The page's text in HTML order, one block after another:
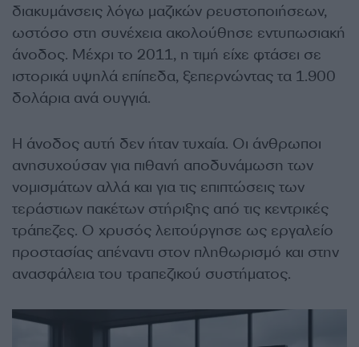
διακυμάνσεις λόγω μαζικών ρευστοποιήσεων,
ωστόσο στη συνέχεια ακολούθησε εντυπωσιακή
άνοδος. Μέχρι το 2011, η τιμή είχε φτάσει σε
ιστορικά υψηλά επίπεδα, ξεπερνώντας τα 1.900
δολάρια ανά ουγγιά.
Η άνοδος αυτή δεν ήταν τυχαία. Οι άνθρωποι
ανησυχούσαν για πιθανή αποδυνάμωση των
νομισμάτων αλλά και για τις επιπτώσεις των
τεράστιων πακέτων στήριξης από τις κεντρικές
τράπεζες. Ο χρυσός λειτούργησε ως εργαλείο
προστασίας απέναντι στον πληθωρισμό και στην
ανασφάλεια του τραπεζικού συστήματος.